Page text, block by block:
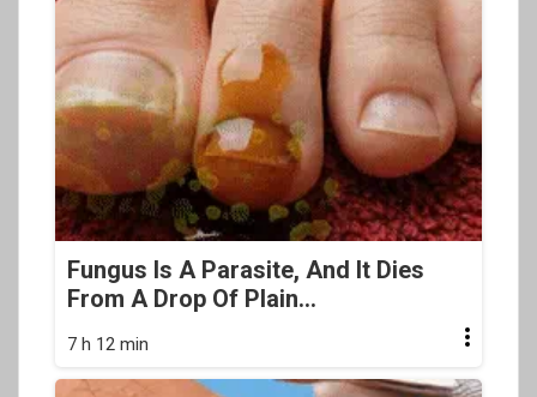
Fungus Is A Parasite, And It Dies
From A Drop Of Plain...
7 h 12 min